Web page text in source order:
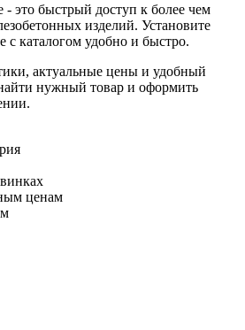
это быстрый доступ к более чем
изделий. Установите
с каталогом удобно и быстро.
актуальные цены и удобный
нужный товар и оформить
ценам